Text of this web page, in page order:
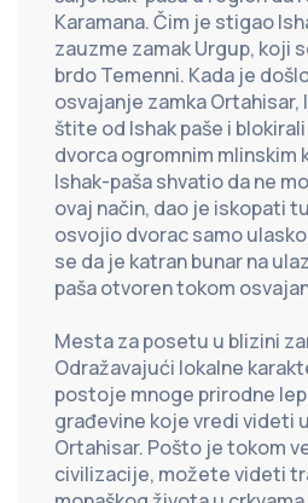
Karamana. Čim je stigao
zauzme zamak Urgup, koji
brdo Temenni. Kada je
osvajanje zamka
štite od Ishak paše i
dvorca ogromnim mlinskim
Ishak-paša shvatio da ne
ovaj način, dao je iskopati
osvojio dvorac samo
se da je katran bunar na
paša otvoren tokom
Mesta za posetu u blizini
Odražavajući lokalne
postoje mnoge prirodne
građevine koje vredi videti
Ortahisar. Pošto je tokom
civilizacije, možete videti